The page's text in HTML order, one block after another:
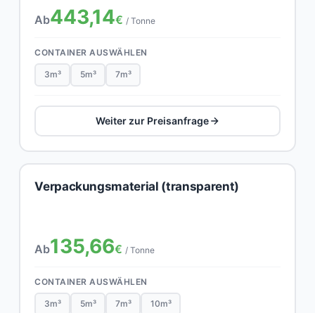
Ab443,14€ / Tonne
CONTAINER AUSWÄHLEN
3m³ 5m³ 7m³
Weiter zur Preisanfrage
Verpackungsmaterial (transparent)
Ab135,66€ / Tonne
CONTAINER AUSWÄHLEN
3m³ 5m³ 7m³ 10m³